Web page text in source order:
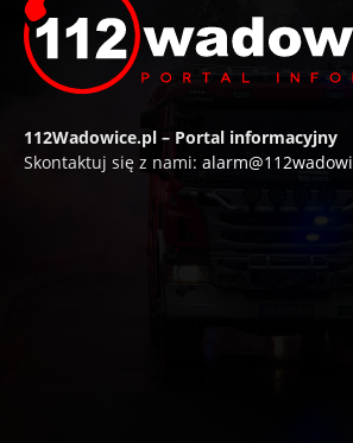
112Wadowice.pl – Portal informacyjny
Skontaktuj się z nami: